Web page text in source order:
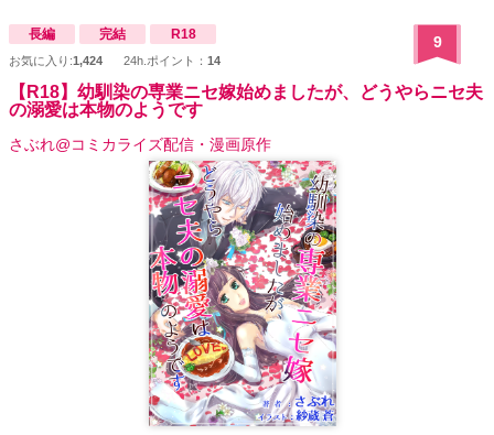
長編 完結 R18
お気に入り:1,424 24h.ポイント： 14
9
【R18】幼馴染の専業ニセ嫁始めましたが、どうやらニセ夫
の溺愛は本物のようです
さぶれ@コミカライズ配信・漫画原作